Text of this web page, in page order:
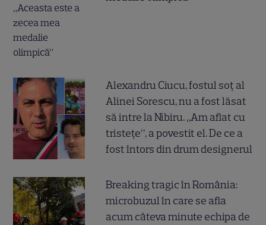
Alexandru Ciucu, fostul soț al
Alinei Sorescu, nu a fost lăsat
să intre la Nibiru. „Am aflat cu
tristețe”, a povestit el. De ce a
fost întors din drum designerul
Breaking tragic în România:
microbuzul în care se afla
acum câteva minute echipa de